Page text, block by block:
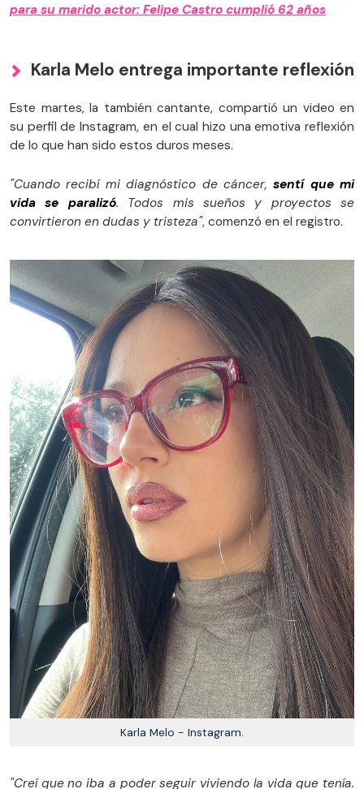
para su marido actor: Felipe Castro cumplió 62 años
Karla Melo entrega importante reflexión
Este martes, la también cantante, compartió un video en
su perfil de Instagram, en el cual hizo una emotiva reflexión
de lo que han sido estos duros meses.
"Cuando recibí mi diagnóstico de cáncer, sentí que mi
vida se paralizó. Todos mis sueños y proyectos se
convirtieron en dudas y tristeza", comenzó en el registro.
Karla Melo - Instagram.
"Creí que no iba a poder seguir viviendo la vida que tenía.